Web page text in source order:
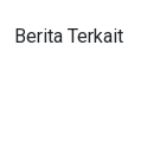
Berita Terkait